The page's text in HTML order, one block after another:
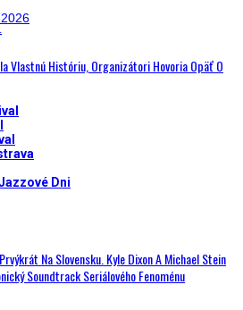
Vlastnú Históriu, Organizátori Hovoria Opäť O
Dni
Na Slovensku. Kyle Dixon A Michael Stein
Soundtrack Seriálového Fenoménu